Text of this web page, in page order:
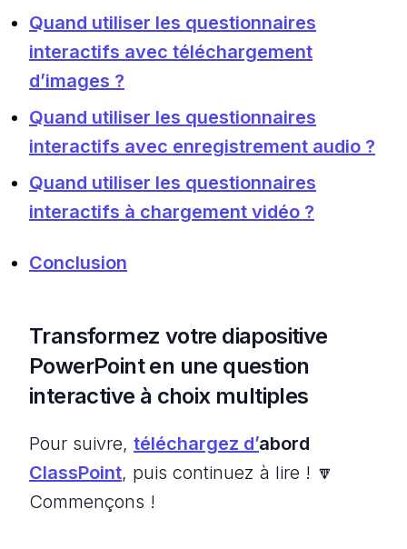
Quand utiliser les questionnaires
interactifs avec téléchargement
d’images ?
Quand utiliser les questionnaires
interactifs avec enregistrement audio ?
Quand utiliser les questionnaires
interactifs à chargement vidéo ?
Conclusion
Transformez votre diapositive
PowerPoint en une question
interactive à choix multiples
Pour suivre, téléchargez d’abord
ClassPoint, puis continuez à lire ! 🔽
Commençons !